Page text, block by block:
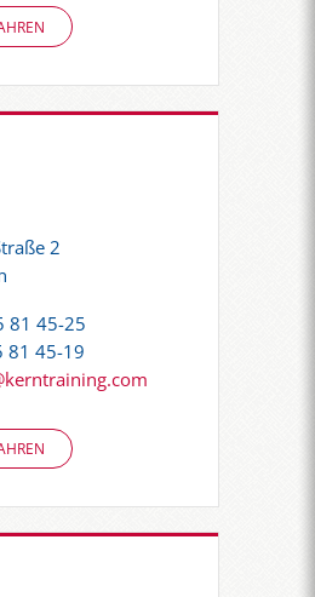
2
81 45-25
81 45-19